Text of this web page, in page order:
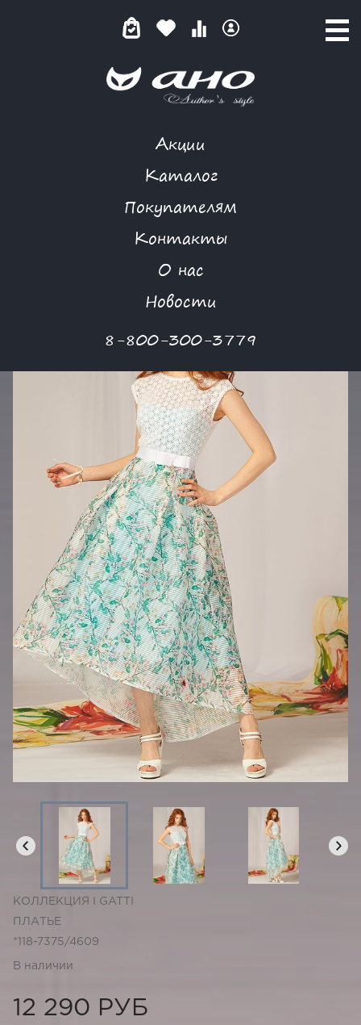
Акции
Каталог
Покупателям
Контакты
О нас
Новости
8-800-300-3779
ФРАНЖИПАНИ
КОЛЛЕКЦИЯ I GATTI
ПЛАТЬЕ
*118-7375/4609
В наличии
12 290 РУБ